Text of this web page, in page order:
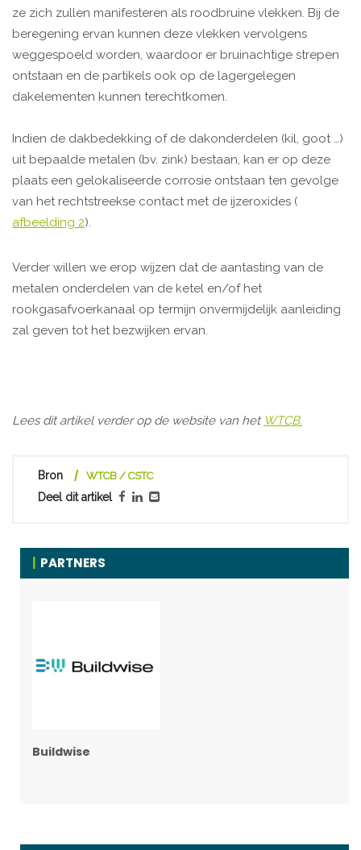
ze zich zullen manifesteren als roodbruine vlekken. Bij de
beregening ervan kunnen deze vlekken vervolgens
weggespoeld worden, waardoor er bruinachtige strepen
ontstaan en de partikels ook op de lagergelegen
dakelementen kunnen terechtkomen.
Indien de dakbedekking of de dakonderdelen (kil, goot …)
uit bepaalde metalen (bv. zink) bestaan, kan er op deze
plaats een gelokaliseerde corrosie ontstaan ten gevolge
van het rechtstreekse contact met de ijzer­oxides (
afbeelding 2).
Verder willen we erop wijzen dat de aantasting van de
metalen onderdelen van de ketel en/of het
rookgasafvoerkanaal op termijn onvermijdelijk aanleiding
zal geven tot het bezwijken ervan.
Lees dit artikel verder op de website van het WTCB.
Bron WTCB / CSTC
Deel dit artikel
PARTNERS
Buildwise